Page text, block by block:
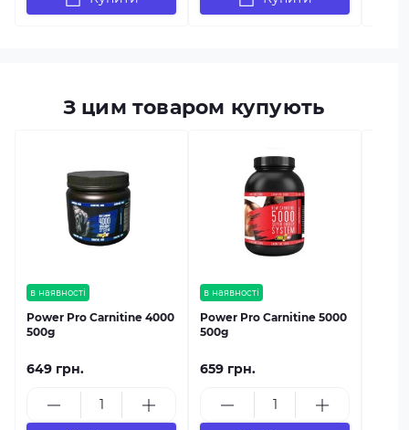
З цим товаром купують
в наявності
Power Pro Carnitine 4000
500g
649 грн.
в наявності
Power Pro Carnitine 5000
500g
659 грн.